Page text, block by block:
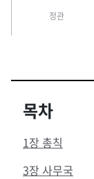
정관
목차
1장 총칙
3장 사무국